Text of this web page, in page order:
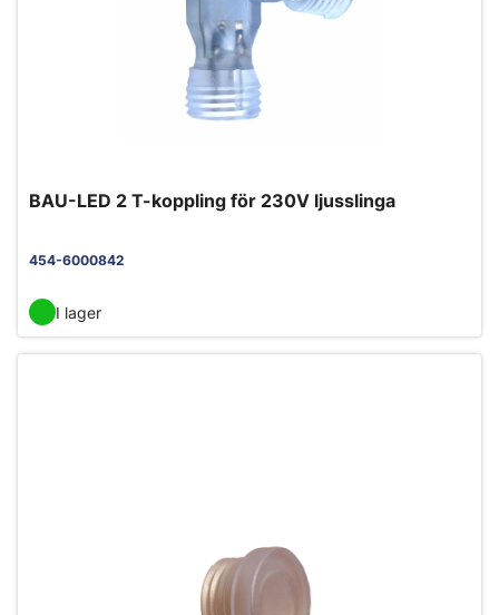
BAU-LED 2 T-koppling för 230V ljusslinga
454-6000842
I lager